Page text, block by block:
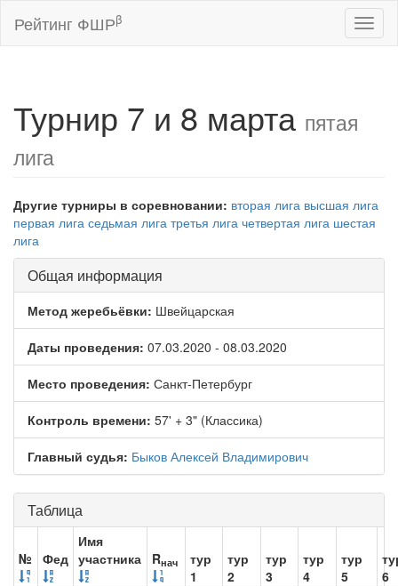
Рейтинг ФШРβ
Турнир 7 и 8 марта пятая
лига
Другие турниры в соревновании: вторая лига высшая лига
первая лига седьмая лига третья лига четвертая лига шестая
лига
Общая информация
Метод жеребьёвки: Швейцарская
Даты проведения: 07.03.2020 - 08.03.2020
Место проведения: Санкт-Петербург
Контроль времени: 57' + 3" (Классика)
Главный судья: Быков Алексей Владимирович
Таблица
№ Фед
Имя
участника
Rнач
тур
1
тур
2
тур
3
тур
4
тур
5
6